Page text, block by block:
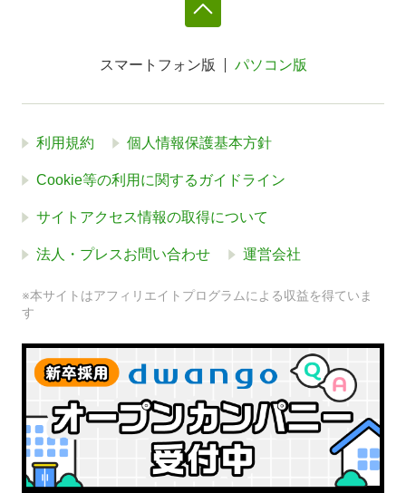
スマートフォン版 パソコン版
利用規約 個人情報保護基本方針
Cookie等の利用に関するガイドライン
サイトアクセス情報の取得について
法人・プレスお問い合わせ 運営会社
※本サイトはアフィリエイトプログラムによる収益を得ていま
す